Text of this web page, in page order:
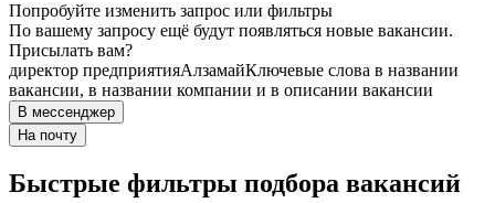
Попробуйте изменить запрос или фильтры
По вашему запросу ещё будут появляться новые вакансии.
Присылать вам?
директор предприятияАлзамайКлючевые слова в названии
вакансии, в названии компании и в описании вакансии
В мессенджер
На почту
Быстрые фильтры подбора вакансий